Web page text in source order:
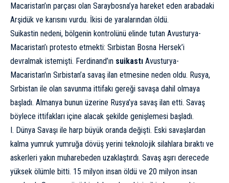
Macaristan’ın parçası olan Saraybosna’ya hareket eden arabadaki
Arşidük ve karısını vurdu. İkisi de yaralarından öldü.
Suikastin nedeni, bölgenin kontrolünü elinde tutan Avusturya-
Macaristan’ı protesto etmekti: Sırbistan Bosna Hersek’i
devralmak istemişti. Ferdinand’ın suikastı Avusturya-
Macaristan’ın Sırbistan’a savaş ilan etmesine neden oldu. Rusya,
Sırbistan ile olan savunma ittifakı gereği savaşa dahil olmaya
başladı. Almanya bunun üzerine Rusya’ya savaş ilan etti. Savaş
böylece ittifakları içine alacak şekilde genişlemesi başladı.
I. Dünya Savaşı ile harp büyük oranda değişti. Eski savaşlardan
kalma yumruk yumruğa dövüş yerini teknolojik silahlara bıraktı ve
askerleri yakın muharebeden uzaklaştırdı. Savaş aşırı derecede
yüksek ölümle bitti. 15 milyon insan öldü ve 20 milyon insan